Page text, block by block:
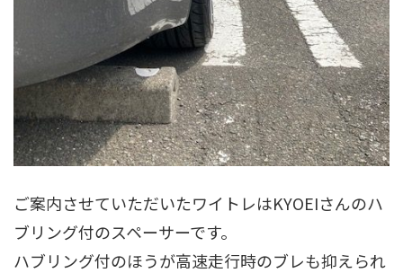
ご案内させていただいたワイトレはKYOEIさんのハ
ブリング付のスペーサーです。
ハブリング付のほうが高速走行時のブレも抑えられ